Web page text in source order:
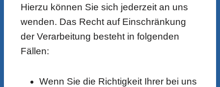
Hierzu können Sie sich jederzeit an uns
wenden. Das Recht auf Einschränkung
der Verarbeitung besteht in folgenden
Fällen:
Wenn Sie die Richtigkeit Ihrer bei uns